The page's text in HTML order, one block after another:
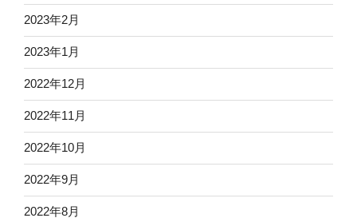
2023年2月
2023年1月
2022年12月
2022年11月
2022年10月
2022年9月
2022年8月